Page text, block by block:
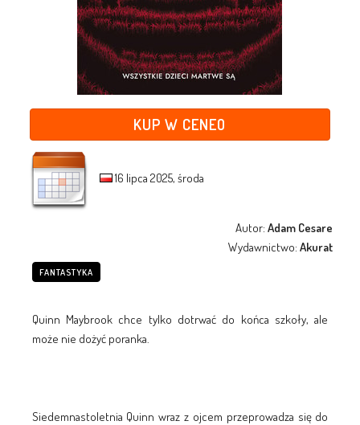
KUP W CENEO
16 lipca 2025, środa
Autor:Adam Cesare
Wydawnictwo:Akurat
FANTASTYKA
Quinn Maybrook chce tylko dotrwać do końca szkoły, ale
może nie dożyć poranka.
Siedemnastoletnia Quinn wraz z ojcem przeprowadza się do